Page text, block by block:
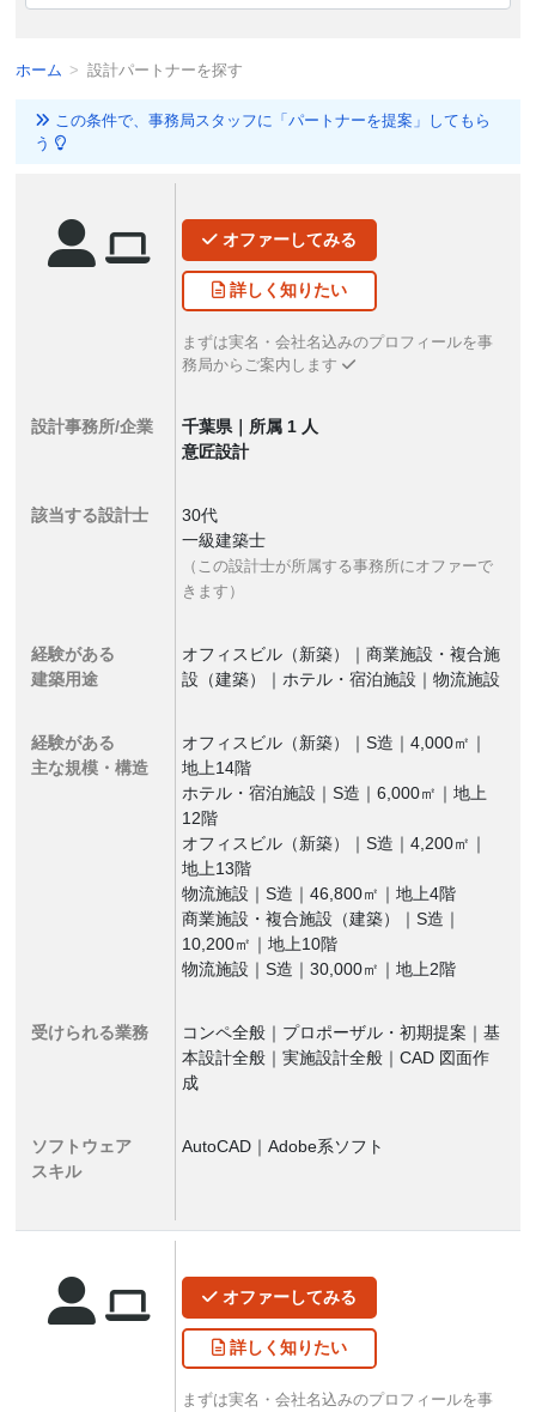
ホーム 設計パートナーを探す
この条件で、事務局スタッフに「パートナーを提案」してもら
う
オファーしてみる
詳しく知りたい
まずは実名・会社名込みのプロフィールを事
務局からご案内します
設計事務所/企業
千葉県｜所属 1 人
意匠設計
該当する設計士
30代
一級建築士
（この設計士が所属する事務所にオファーで
きます）
経験がある
建築用途
オフィスビル（新築）｜商業施設・複合施
設（建築）｜ホテル・宿泊施設｜物流施設
経験がある
主な規模・構造
オフィスビル（新築）｜S造｜4,000㎡｜
地上14階
ホテル・宿泊施設｜S造｜6,000㎡｜地上
12階
オフィスビル（新築）｜S造｜4,200㎡｜
地上13階
物流施設｜S造｜46,800㎡｜地上4階
商業施設・複合施設（建築）｜S造｜
10,200㎡｜地上10階
物流施設｜S造｜30,000㎡｜地上2階
受けられる業務
コンペ全般｜プロポーザル・初期提案｜基
本設計全般｜実施設計全般｜CAD 図面作
成
ソフトウェア
スキル
AutoCAD｜Adobe系ソフト
オファーしてみる
詳しく知りたい
まずは実名・会社名込みのプロフィールを事